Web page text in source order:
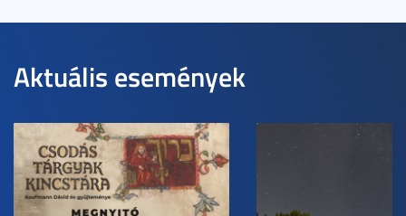
Aktuális események